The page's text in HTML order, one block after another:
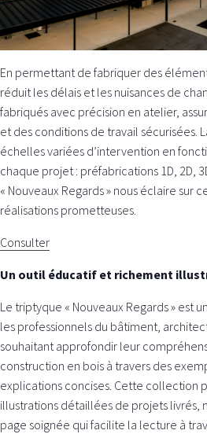
En permettant de fabriquer des
réduit les délais et les nuisances de
fabriqués avec précision en atelier,
et des conditions de travail sécurisées.
échelles variées d’intervention en
chaque projet : préfabrications 1D, 2D,
« Nouveaux Regards » nous éclaire sur
réalisations prometteuses.
Consulter
Un outil éducatif et richement
Le triptyque « Nouveaux Regards » est
les professionnels du bâtiment,
souhaitant approfondir leur
construction en bois à travers des
explications concises. Cette collection
illustrations détaillées de projets livrés,
page soignée qui facilite la lecture à